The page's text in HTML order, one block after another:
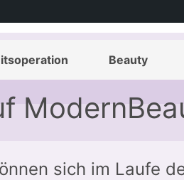
Beauty
|
sich im Laufe